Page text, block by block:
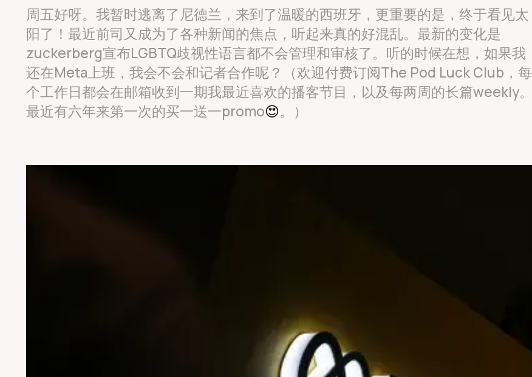
周五好呀。我暂时逃离了尼德兰，来到了温暖的西班牙，更重要的是，终于看见太
阳了！最近前司又成为了各种新闻的焦点，听起来真的好混乱。最新的变化是
zuckerberg宣布LGBTQ歧视性语言都不会管理和审核了。听的时候在想，如果我
还在Meta上班，我会不会和记者合作呢？（欢迎付费订阅The Pod Luck Club，每
个工作日都会在邮箱收到一期我最近喜欢的播客节目，以及每两周的长篇weekly。
最近有六年来第一次的买一送一promo😍。）